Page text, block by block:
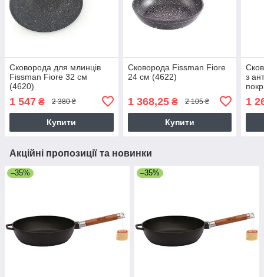
Сковорода для млинців
Fissman Fiore 32 см
(4620)
1 547 ₴ 2 380 ₴
Купити
Сковорода Fissman Fiore
24 см (4622)
1 368,25₴ 2 105 ₴
Купити
з
1
Акційні пропозиції та новинки
–35% –35%